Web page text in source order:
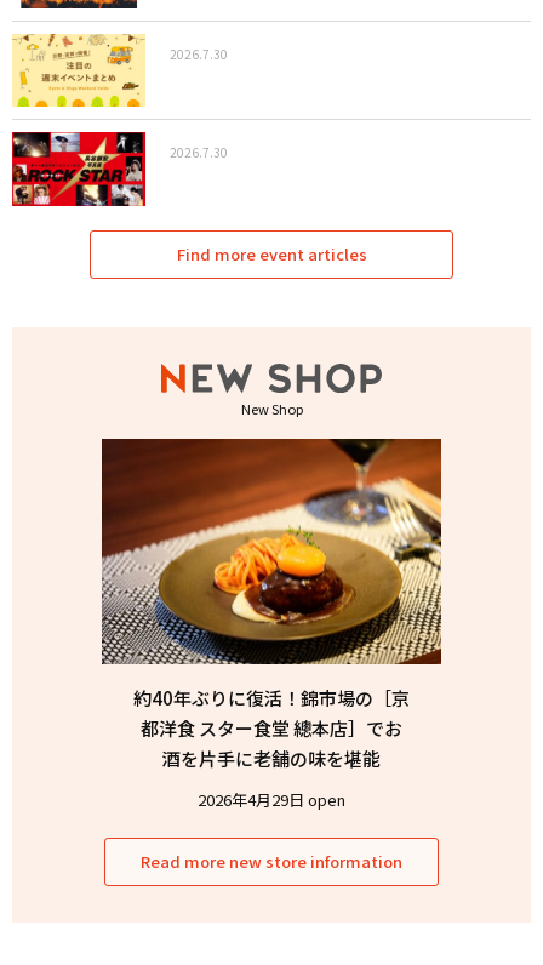
2026.7.30
2026.7.30
Find more event articles
New Shop
約40年ぶりに復活！錦市場の［京
都洋食 スター食堂 總本店］でお
酒を片手に老舗の味を堪能
2026年4月29日 open
Read more new store information